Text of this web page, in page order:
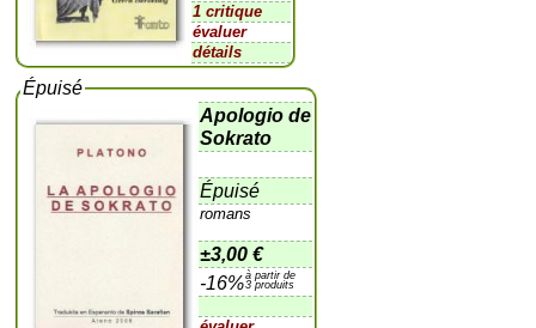
1 critique
évaluer
détails
Épuisé
Apologio de
Sokrato
Épuisé
romans
±3,00 €
-16%à partir de
3 produits